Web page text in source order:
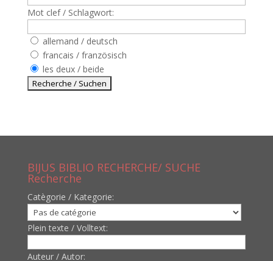
Mot clef / Schlagwort:
allemand / deutsch
francais / französisch
les deux / beide
BIJUS BIBLIO RECHERCHE/ SUCHE
Recherche
Catègorie / Kategorie:
Plein texte / Volltext:
Auteur / Autor: